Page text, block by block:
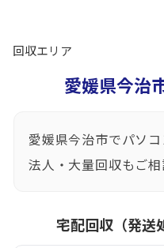
回収エリア
愛媛県今治
愛媛県今治市でパソコ
法人・大量回収もご相
宅配回収（発送